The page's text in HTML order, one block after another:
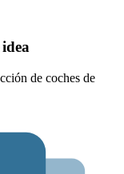
de coches de